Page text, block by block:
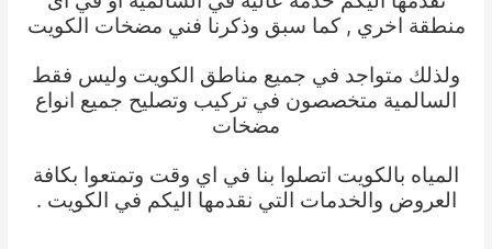
منطقة اخري , كما سبق وذكرنا فني مضخات الكويت
ولذلك متواجد في جميع مناطق الكويت وليس فقط
السالمية متخصصون في تركيب وتصليح جميع انواع
مضخات
المياه بالكويت اتصلوا بنا في اي وقت وتمتعوا بكافة
العروض والخدمات التي نقدمها اليكم في الكويت .